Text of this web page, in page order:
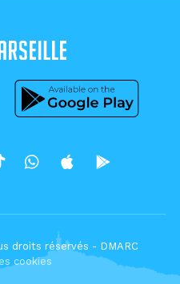
droits réservés - DMARC
cookies